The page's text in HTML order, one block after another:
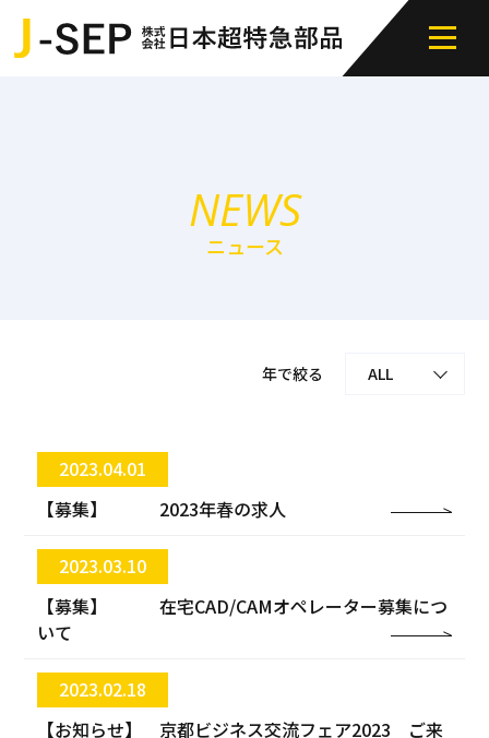
NEWS
ニュース
年で絞る ALL
2023.04.01
【募集】 2023年春の求人
2023.03.10
【募集】 在宅CAD/CAMオペレーター募集につ
いて
2023.02.18
【お知らせ】 京都ビジネス交流フェア2023 ご来